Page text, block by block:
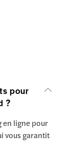
pour
?
en ligne pour
vous garantit